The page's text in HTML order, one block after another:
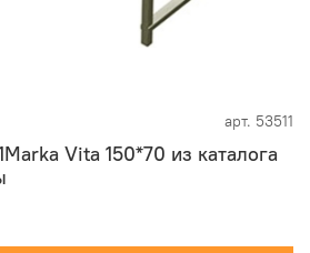
арт. 53511
Vita 150*70 из каталога